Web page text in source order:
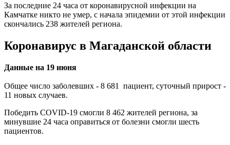
За последние 24 часа от коронавирусной инфекции на
Камчатке никто не умер, с начала эпидемии от этой инфекции
скончались 238 жителей региона.
Коронавирус в Магаданской области
Данные на 19 июня
Общее число заболевших - 8 681 пациент, суточный прирост -
11 новых случаев.
Победить COVID-19 смогли 8 462 жителей региона, за
минувшие 24 часа оправиться от болезни смогли шесть
пациентов.